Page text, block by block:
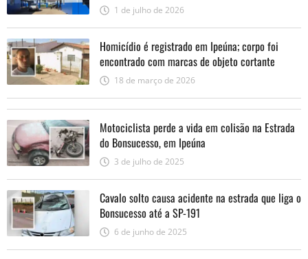
1 de julho de 2026
Homicídio é registrado em Ipeúna; corpo foi
encontrado com marcas de objeto cortante
18 de março de 2026
Motociclista perde a vida em colisão na Estrada
do Bonsucesso, em Ipeúna
3 de julho de 2025
Cavalo solto causa acidente na estrada que liga o
Bonsucesso até a SP-191
6 de junho de 2025